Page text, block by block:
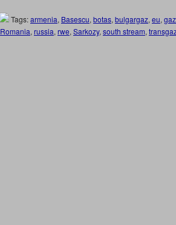
Tags:armenia, Basescu, botas, bulgargaz, eu,
Romania, russia, rwe, Sarkozy, south stream,